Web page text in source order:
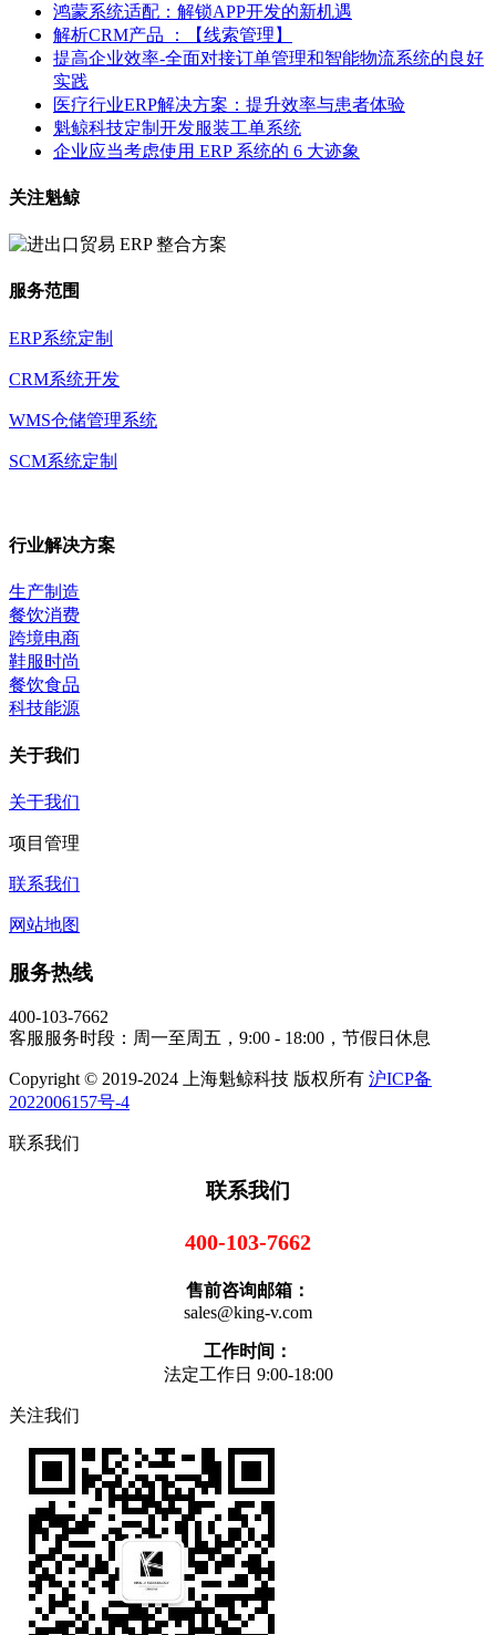
鸿蒙系统适配：解锁APP开发的新机遇
解析CRM产品 ：【线索管理】
提高企业效率-全面对接订单管理和智能物流系统的良好
实践
医疗行业ERP解决方案：提升效率与患者体验
魁鲸科技定制开发服装工单系统
企业应当考虑使用 ERP 系统的 6 大迹象
关注魁鲸
服务范围
ERP系统定制
CRM系统开发
WMS仓储管理系统
SCM系统定制
行业解决方案
生产制造
餐饮消费
跨境电商
鞋服时尚
餐饮食品
科技能源
关于我们
关于我们
项目管理
联系我们
网站地图
服务热线
400-103-7662
客服服务时段：周一至周五，9:00 - 18:00，节假日休息
Copyright © 2019-2024 上海魁鲸科技 版权所有 沪ICP备
2022006157号-4
联系我们
联系我们
400-103-7662
售前咨询邮箱：
sales@king-v.com
工作时间：
法定工作日 9:00-18:00
关注我们